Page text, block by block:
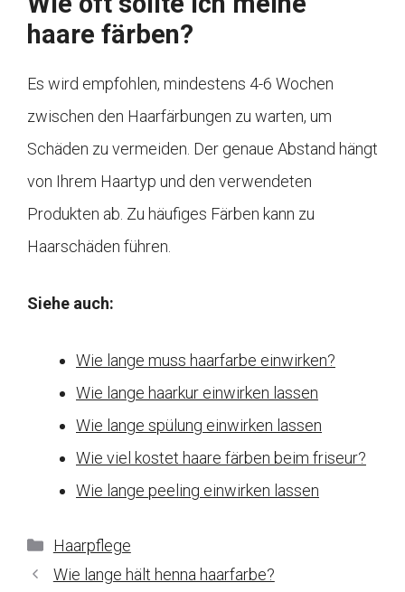
haare färben?
Es wird empfohlen, mindestens 4-6 Wochen
zwischen den Haarfärbungen zu warten, um
Schäden zu vermeiden. Der genaue Abstand hängt
von Ihrem Haartyp und den verwendeten
Produkten ab. Zu häufiges Färben kann zu
Haarschäden führen.
Siehe auch:
Wie lange muss haarfarbe einwirken?
Wie lange haarkur einwirken lassen
Wie lange spülung einwirken lassen
Wie viel kostet haare färben beim friseur?
Wie lange peeling einwirken lassen
Kategorien
Haarpflege
Wie lange hält henna haarfarbe?